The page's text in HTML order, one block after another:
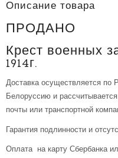
Описание товара
ПРОДАНО
Крест военных
1914г.
Доставка осуществляется по
Белоруссию и
почты или транспортной
Гарантия подлинности и
Оплата на карту Сбербанка